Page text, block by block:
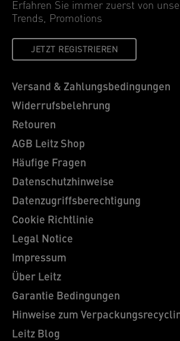
Erfahren Sie immer zuerst von
Trends, Promotions
JETZT REGISTRIEREN
Versand & Zahlungsbedingungen
Widerrufsbelehrung
Retouren
AGB Leitz Shop
Häufige Fragen
Datenschutzhinweise
Datenzugriffsberechtigung
Cookie Richtlinie
Legal Notice
Impressum
Über Leitz
Garantie Bedingungen
Hinweise zum
Leitz Blog